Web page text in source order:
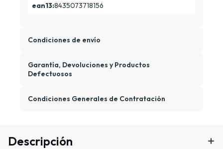
ean13:8435073718156
Condiciones de envío
Garantía, Devoluciones y Productos
Defectuosos
Condiciones Generales de Contratación
Descripción